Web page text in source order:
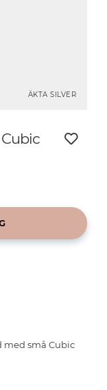
ÄKTA SILVER
med små Cubic